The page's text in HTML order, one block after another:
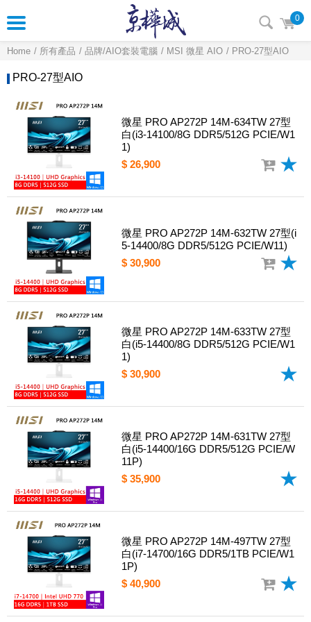
0
Home 所有產品 品牌/AIO套裝電腦 MSI 微星 AIO PRO-27型AIO
PRO-27型AIO
微星 PRO AP272P 14M-634TW 27型
白(i3-14100/8G DDR5/512G PCIE/W1
1)
$ 26,900
微星 PRO AP272P 14M-632TW 27型(i
5-14400/8G DDR5/512G PCIE/W11)
$ 30,900
微星 PRO AP272P 14M-633TW 27型
白(i5-14400/8G DDR5/512G PCIE/W1
1)
$ 30,900
微星 PRO AP272P 14M-631TW 27型
白(i5-14400/16G DDR5/512G PCIE/W
11P)
$ 35,900
微星 PRO AP272P 14M-497TW 27型
白(i7-14700/16G DDR5/1TB PCIE/W1
1P)
$ 40,900